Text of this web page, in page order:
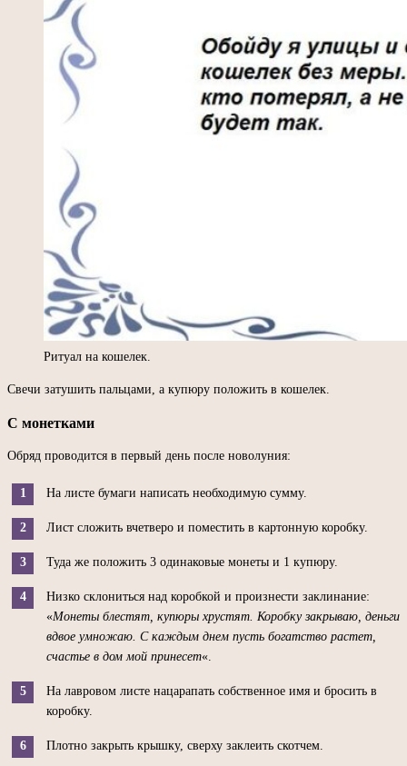
Ритуал на кошелек.
Свечи затушить пальцами, а купюру положить в кошелек.
С монетками
Обряд проводится в первый день после новолуния:
На листе бумаги написать необходимую сумму.
Лист сложить вчетверо и поместить в картонную коробку.
Туда же положить 3 одинаковые монеты и 1 купюру.
Низко склониться над коробкой и произнести заклинание:
«Монеты блестят, купюры хрустят. Коробку закрываю, деньги
вдвое умножаю. С каждым днем пусть богатство растет,
счастье в дом мой принесет«.
На лавровом листе нацарапать собственное имя и бросить в
коробку.
Плотно закрыть крышку, сверху заклеить скотчем.